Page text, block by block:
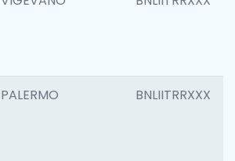
PALERMO BNLIITRRXXX